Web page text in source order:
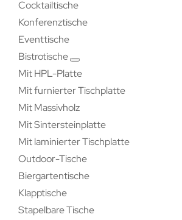
Cocktailtische
Konferenztische
Eventtische
Bistrotische
Mit HPL-Platte
Mit furnierter Tischplatte
Mit Massivholz
Mit Sintersteinplatte
Mit laminierter Tischplatte
Outdoor-Tische
Biergartentische
Klapptische
Stapelbare Tische